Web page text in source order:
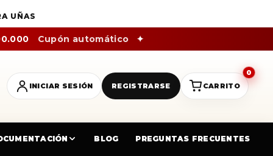
UÑAS
Cupón automático ✦
INICIAR SESIÓN REGISTRARSE
0
CARRITO
BLOG PREGUNTAS FRECUENTES